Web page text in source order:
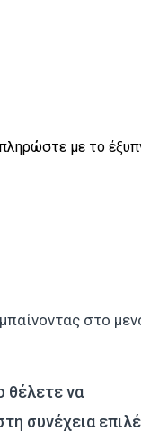
με το
στο
θέλετε να
συνέχεια